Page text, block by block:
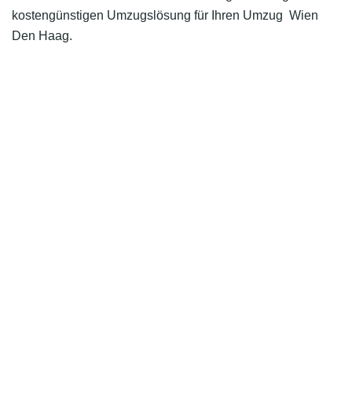
kostengünstigen Umzugslösung für Ihren Umzug Wien
Den Haag.